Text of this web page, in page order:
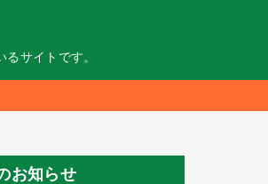
サイトです。
お知らせ